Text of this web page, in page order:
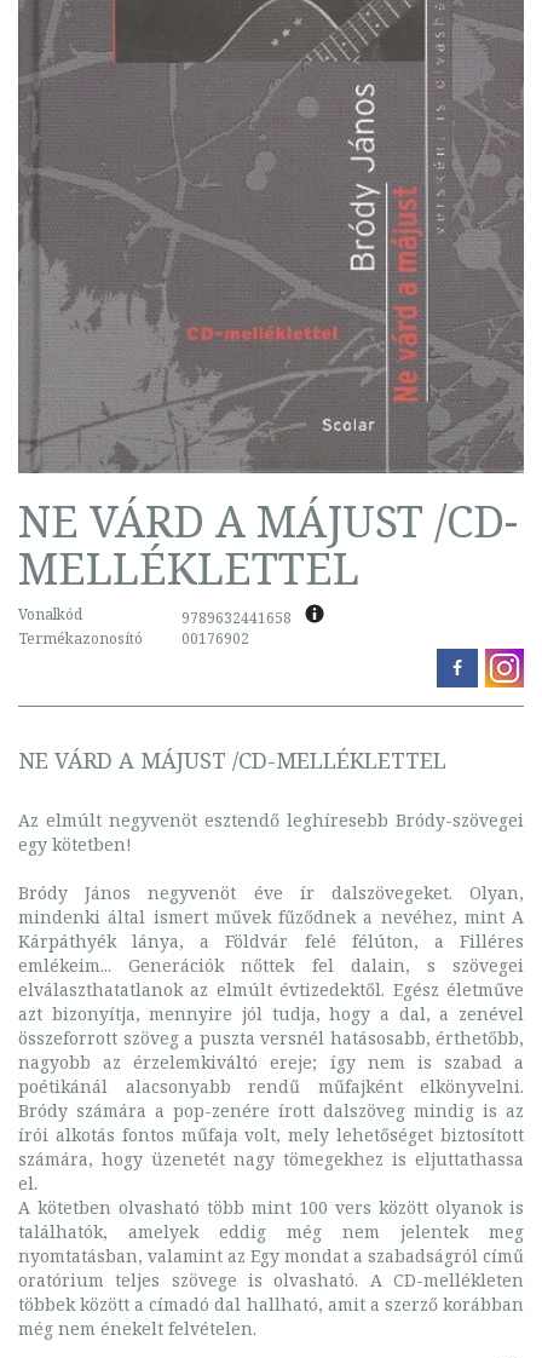
NE VÁRD A MÁJUST /CD-
MELLÉKLETTEL
Vonalkód
9789632441658
Termékazonosító
00176902
NE VÁRD A MÁJUST /CD-MELLÉKLETTEL
Az elmúlt negyvenöt esztendő leghíresebb Bródy-szövegei
egy kötetben!
Bródy János negyvenöt éve ír dalszövegeket. Olyan,
mindenki által ismert művek fűződnek a nevéhez, mint A
Kárpáthyék lánya, a Földvár felé félúton, a Filléres
emlékeim... Generációk nőttek fel dalain, s szövegei
elválaszthatatlanok az elmúlt évtizedektől. Egész életműve
azt bizonyítja, mennyire jól tudja, hogy a dal, a zenével
összeforrott szöveg a puszta versnél hatásosabb, érthetőbb,
nagyobb az érzelemkiváltó ereje; így nem is szabad a
poétikánál alacsonyabb rendű műfajként elkönyvelni.
Bródy számára a pop-zenére írott dalszöveg mindig is az
írói alkotás fontos műfaja volt, mely lehetőséget biztosított
számára, hogy üzenetét nagy tömegekhez is eljuttathassa
el.
A kötetben olvasható több mint 100 vers között olyanok is
találhatók, amelyek eddig még nem jelentek meg
nyomtatásban, valamint az Egy mondat a szabadságról című
oratórium teljes szövege is olvasható. A CD-mellékleten
többek között a címadó dal hallható, amit a szerző korábban
még nem énekelt felvételen.